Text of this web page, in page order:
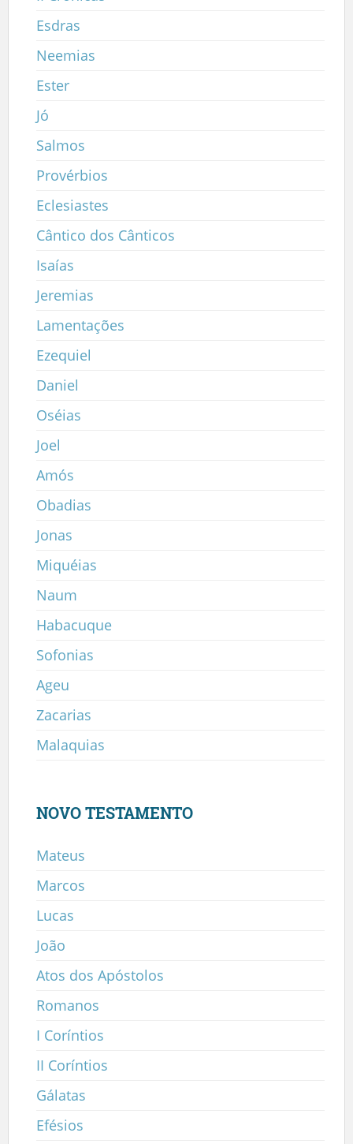
Esdras
Neemias
Ester
Jó
Salmos
Provérbios
Eclesiastes
Cântico dos Cânticos
Isaías
Jeremias
Lamentações
Ezequiel
Daniel
Oséias
Joel
Amós
Obadias
Jonas
Miquéias
Naum
Habacuque
Sofonias
Ageu
Zacarias
Malaquias
NOVO TESTAMENTO
Mateus
Marcos
Lucas
João
Atos dos Apóstolos
Romanos
I Coríntios
II Coríntios
Gálatas
Efésios